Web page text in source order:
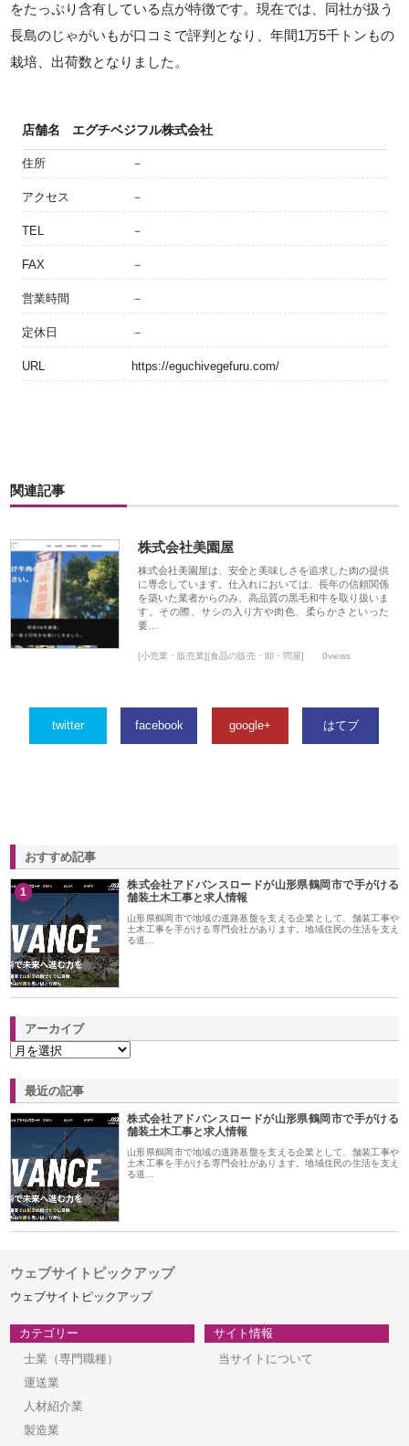
をたっぷり含有している点が特徴です。現在では、同社が扱う
長島のじゃがいもが口コミで評判となり、年間1万5千トンもの
栽培、出荷数となりました。
店舗名 エグチベジフル株式会社
住所 －
アクセス －
TEL －
FAX －
営業時間 －
定休日 －
URL https://eguchivegefuru.com/
関連記事
株式会社美園屋
株式会社美園屋は、安全と美味しさを追求した肉の提供
に専念しています。仕入れにおいては、長年の信頼関係
を築いた業者からのみ、高品質の黒毛和牛を取り扱いま
す。その際、サシの入り方や肉色、柔らかさといった
要…
[小売業・販売業][食品の販売・卸・問屋] 0views
twitter facebook google+ はてブ
おすすめ記事
1
株式会社アドバンスロードが山形県鶴岡市で手がける
舗装土木工事と求人情報
山形県鶴岡市で地域の道路基盤を支える企業として、舗装工事や
土木工事を手がける専門会社があります。地域住民の生活を支え
る道…
アーカイブ
最近の記事
株式会社アドバンスロードが山形県鶴岡市で手がける
舗装土木工事と求人情報
山形県鶴岡市で地域の道路基盤を支える企業として、舗装工事や
土木工事を手がける専門会社があります。地域住民の生活を支え
る道…
ウェブサイトピックアップ
ウェブサイトピックアップ
カテゴリー
士業（専門職種）
運送業
人材紹介業
製造業
サイト情報
当サイトについて